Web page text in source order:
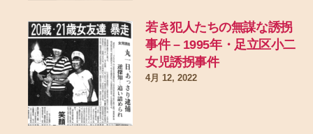
若き犯人たちの無謀な誘拐
事件 – 1995年・足立区小二
女児誘拐事件
4月 12, 2022